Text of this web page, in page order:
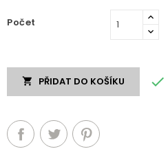
Počet
 PŘIDAT DO KOŠÍKU 